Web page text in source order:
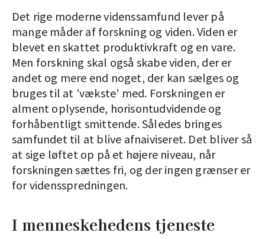
Det rige moderne videnssamfund lever på
mange måder af forskning og viden. Viden er
blevet en skattet produktivkraft og en vare.
Men forskning skal også skabe viden, der er
andet og mere end noget, der kan sælges og
bruges til at ’vækste’ med. Forskningen er
alment oplysende, horisontudvidende og
forhåbentligt smittende. Således bringes
samfundet til at blive afnaiviseret. Det bliver så
at sige løftet op på et højere niveau, når
forskningen sættes fri, og der ingen grænser er
for vidensspredningen.
I menneskehedens tjeneste